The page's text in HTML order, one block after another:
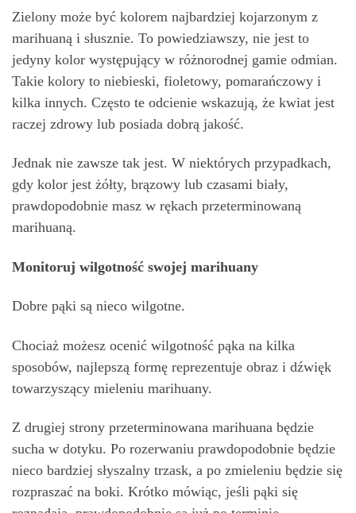
Zielony może być kolorem najbardziej kojarzonym z
marihuaną i słusznie. To powiedziawszy, nie jest to
jedyny kolor występujący w różnorodnej gamie odmian.
Takie kolory to niebieski, fioletowy, pomarańczowy i
kilka innych. Często te odcienie wskazują, że kwiat jest
raczej zdrowy lub posiada dobrą jakość.
Jednak nie zawsze tak jest. W niektórych przypadkach,
gdy kolor jest żółty, brązowy lub czasami biały,
prawdopodobnie masz w rękach przeterminowaną
marihuaną.
Monitoruj wilgotność swojej marihuany
Dobre pąki są nieco wilgotne.
Chociaż możesz ocenić wilgotność pąka na kilka
sposobów, najlepszą formę reprezentuje obraz i dźwięk
towarzyszący mieleniu marihuany.
Z drugiej strony przeterminowana marihuana będzie
sucha w dotyku. Po rozerwaniu prawdopodobnie będzie
nieco bardziej słyszalny trzask, a po zmieleniu będzie się
rozpraszać na boki. Krótko mówiąc, jeśli pąki się